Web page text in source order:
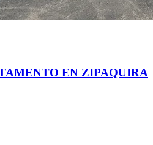
EN ZIPAQUIRA